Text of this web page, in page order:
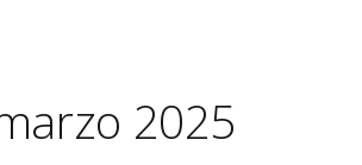
2025